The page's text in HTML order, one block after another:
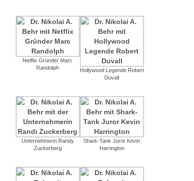
Netflix Gründer Marc
Randolph
Hollywood Legende Robert
Duvall
Unternehmerin Randy
Zuckerberg
Shark-Tank Juror Kevin
Harrington